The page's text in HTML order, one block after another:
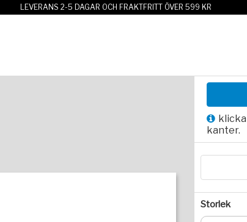
LEVERANS 2-5 DAGAR OCH FRAKTFRITT ÖVER 599 KR
kanter.
Storlek